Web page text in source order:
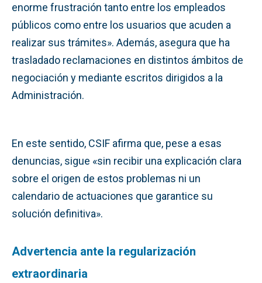
enorme frustración tanto entre los empleados
públicos como entre los usuarios que acuden a
realizar sus trámites». Además, asegura que ha
trasladado reclamaciones en distintos ámbitos de
negociación y mediante escritos dirigidos a la
Administración.
En este sentido, CSIF afirma que, pese a esas
denuncias, sigue «sin recibir una explicación clara
sobre el origen de estos problemas ni un
calendario de actuaciones que garantice su
solución definitiva».
Advertencia ante la regularización
extraordinaria